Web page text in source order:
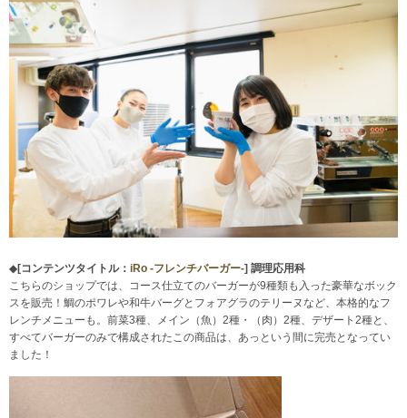
◆[コンテンツタイトル： iRo -フレンチバーガー-] 調理応用科
こちらのショップでは、コース仕立てのバーガーが9種類も入った豪華なボック
スを販売！鯛のポワレや和牛バーグとフォアグラのテリーヌなど、本格的なフ
レンチメニューも。前菜3種、メイン（魚）2種・（肉）2種、デザート2種と、
すべてバーガーのみで構成されたこの商品は、あっという間に完売となってい
ました！